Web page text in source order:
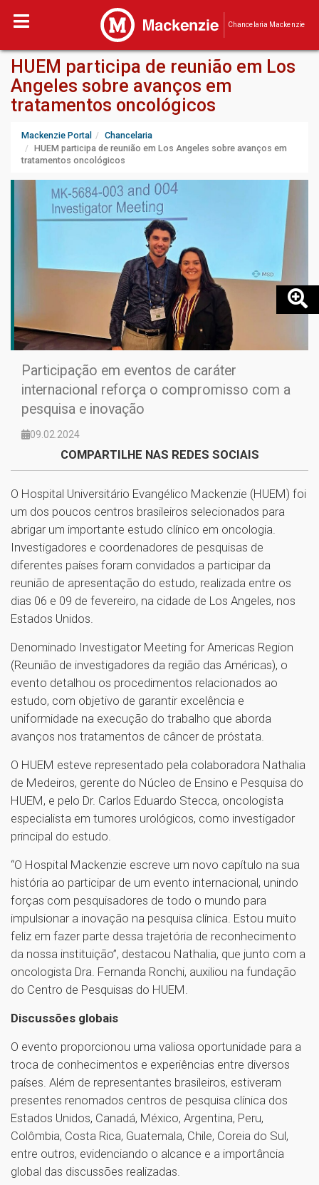
Chancelaria Mackenzie
HUEM participa de reunião em Los
Angeles sobre avanços em
tratamentos oncológicos
Mackenzie Portal
Chancelaria
HUEM participa de reunião em Los Angeles sobre avanços em
tratamentos oncológicos
Participação em eventos de caráter
internacional reforça o compromisso com a
pesquisa e inovação
09.02.2024
COMPARTILHE NAS REDES SOCIAIS
O Hospital Universitário Evangélico Mackenzie (HUEM) foi
um dos poucos centros brasileiros selecionados para
abrigar um importante estudo clínico em oncologia.
Investigadores e coordenadores de pesquisas de
diferentes países foram convidados a participar da
reunião de apresentação do estudo, realizada entre os
dias 06 e 09 de fevereiro, na cidade de Los Angeles, nos
Estados Unidos.
Denominado Investigator Meeting for Americas Region
(Reunião de investigadores da região das Américas), o
evento detalhou os procedimentos relacionados ao
estudo, com objetivo de garantir excelência e
uniformidade na execução do trabalho que aborda
avanços nos tratamentos de câncer de próstata.
O HUEM esteve representado pela colaboradora Nathalia
de Medeiros, gerente do Núcleo de Ensino e Pesquisa do
HUEM, e pelo Dr. Carlos Eduardo Stecca, oncologista
especialista em tumores urológicos, como investigador
principal do estudo.
“O Hospital Mackenzie escreve um novo capítulo na sua
história ao participar de um evento internacional, unindo
forças com pesquisadores de todo o mundo para
impulsionar a inovação na pesquisa clínica. Estou muito
feliz em fazer parte dessa trajetória de reconhecimento
da nossa instituição”, destacou Nathalia, que junto com a
oncologista Dra. Fernanda Ronchi, auxiliou na fundação
do Centro de Pesquisas do HUEM.
Discussões globais
O evento proporcionou uma valiosa oportunidade para a
troca de conhecimentos e experiências entre diversos
países. Além de representantes brasileiros, estiveram
presentes renomados centros de pesquisa clínica dos
Estados Unidos, Canadá, México, Argentina, Peru,
Colômbia, Costa Rica, Guatemala, Chile, Coreia do Sul,
entre outros, evidenciando o alcance e a importância
global das discussões realizadas.